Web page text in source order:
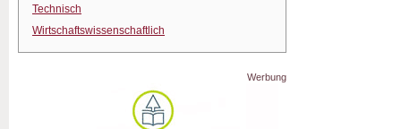
Technisch
Wirtschaftswissenschaftlich
Werbung